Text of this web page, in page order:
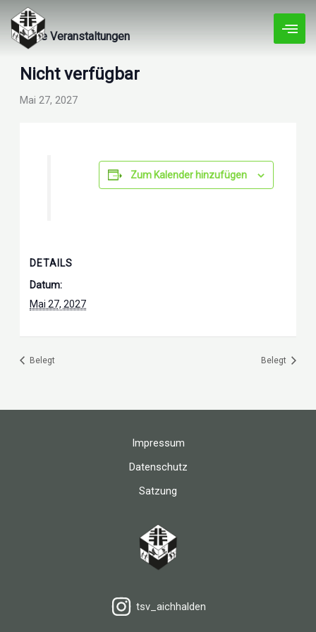
Inhalt
springen« Alle Veranstaltungen
Nicht verfügbar
Mai 27, 2027
Zum Kalender hinzufügen
DETAILS
Datum:
Mai 27, 2027
Belegt Belegt
Impressum
Datenschutz
Satzung
tsv_aichhalden